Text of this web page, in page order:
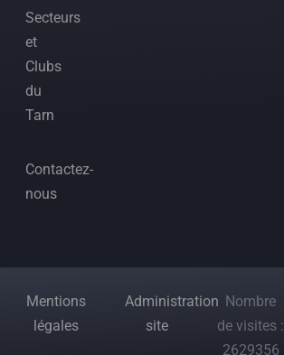
Secteurs
et
Clubs
du
Tarn
Contactez-
nous
Mentions
légales
Administration
site
Nombre
de visites :
2629356